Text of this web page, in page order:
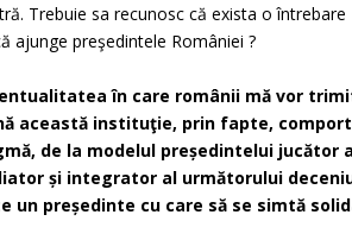
Trebuie sa recunosc că exista o întrebare
ajunge preşedintele României ?
în care românii mă vor
această instituţie, prin fapte,
de la modelul președintelui jucător
și integrator al următorului
președinte cu care să se simtă